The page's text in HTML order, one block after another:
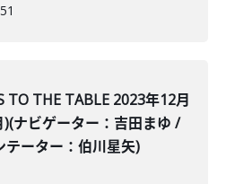
TO THE TABLE 2023年12月
)(ナビゲーター：吉田まゆ /
テーター：伯川星矢)